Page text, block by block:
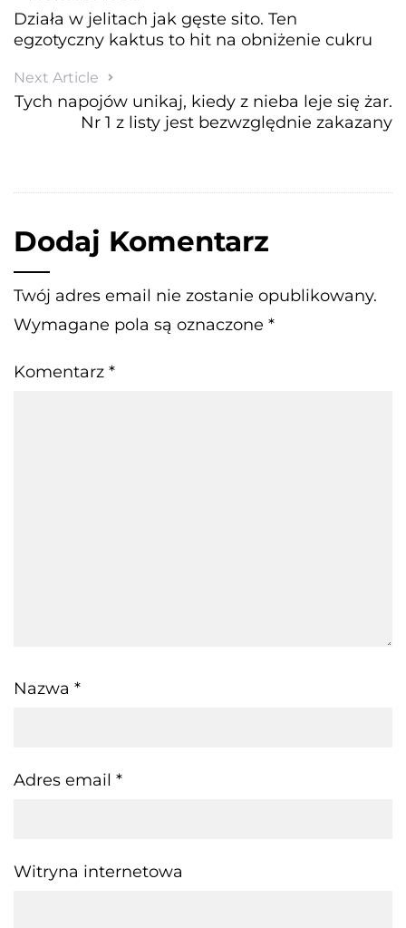
Działa w jelitach jak gęste sito. Ten
egzotyczny kaktus to hit na obniżenie cukru
Next Article
Tych napojów unikaj, kiedy z nieba leje się żar.
Nr 1 z listy jest bezwzględnie zakazany
Dodaj Komentarz
Twój adres email nie zostanie opublikowany.
Wymagane pola są oznaczone *
Komentarz *
Nazwa *
Adres email *
Witryna internetowa